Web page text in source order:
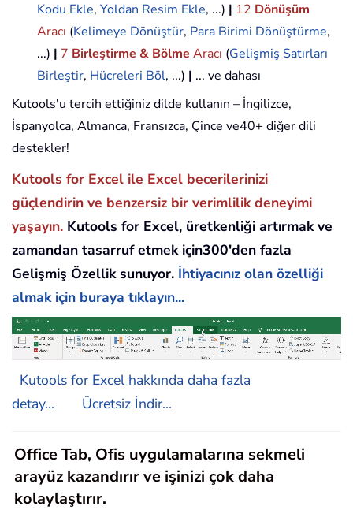
Kodu Ekle, Yoldan Resim Ekle, ...) | 12 Dönüşüm
Aracı (Kelimeye Dönüştür, Para Birimi Dönüştürme,
...) | 7 Birleştirme & Bölme Aracı (Gelişmiş Satırları
Birleştir, Hücreleri Böl, ...) | ... ve dahası
Kutools'u tercih ettiğiniz dilde kullanın – İngilizce,
İspanyolca, Almanca, Fransızca, Çince ve40+ diğer dili
destekler!
Kutools for Excel ile Excel becerilerinizi
güçlendirin ve benzersiz bir verimlilik deneyimi
yaşayın. Kutools for Excel, üretkenliği artırmak ve
zamandan tasarruf etmek için300'den fazla
Gelişmiş Özellik sunuyor. İhtiyacınız olan özelliği
almak için buraya tıklayın...
Kutools for Excel hakkında daha fazla
detay...
Ücretsiz İndir...
Office Tab, Ofis uygulamalarına sekmeli
arayüz kazandırır ve işinizi çok daha
kolaylaştırır.